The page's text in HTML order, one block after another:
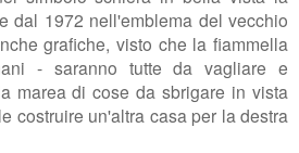
dal 1972 nell'emblema del vecchio
grafiche, visto che la fiammella
- saranno tutte da vagliare e
marea di cose da sbrigare in vista
costruire un'altra casa per la destra